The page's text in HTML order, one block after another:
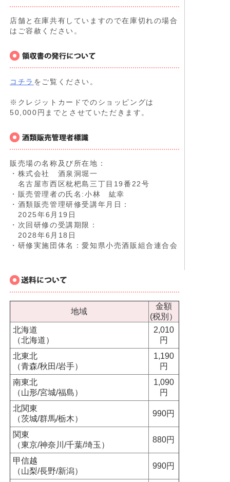
店舗と在庫共有していますので在庫切れの場合
はご容赦ください。
コチラ をご覧ください。
※クレジットカードでのショッピングは
50,000円までとさせていただきます。
販売場の名称及び所在地：
・株式会社 酒泉洞堀一
名古屋市西区枇杷島三丁目19番22号
・販売管理者の氏名:小林 紘幸
・酒類販売管理研修受講年月日：
2025年6月19日
・次回研修の受講期限：
2028年6月18日
・研修実施団体名：愛知県小売酒販組合連合会
地域
金額
(税別）
北海道
（北海道）
2,010
円
北東北
（青森/秋田/岩手）
1,190
円
南東北
（山形/宮城/福島）
1,090
円
北関東
（茨城/群馬/栃木）
990円
関東
（東京/神奈川/千葉/埼玉）
880円
甲信越
（山梨/長野/新潟）
990円